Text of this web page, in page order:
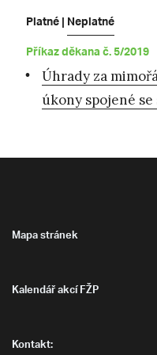
Platné |Neplatné
Příkaz děkana č. 5/2019
Úhrady za
úkony spojené
Mapa stránek
Kalendář akcí FŽP
Kontakt: